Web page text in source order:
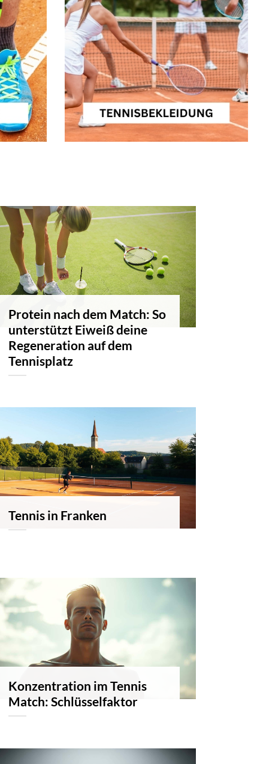
Protein nach dem Match: So
unterstützt Eiweiß deine
Regeneration auf dem
Tennisplatz
Tennis in Franken
Konzentration im Tennis
Match: Schlüsselfaktor